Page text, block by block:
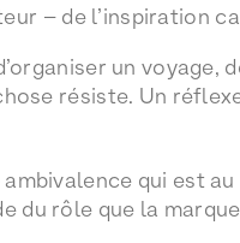
– de l’inspiration
un
résiste. Un
qui est
du rôle que la